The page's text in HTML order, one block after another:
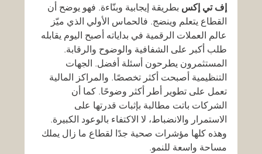
إف تي إكس بطريقة إيجابية وبنّاءة. فهو يوضح أن
القطاع يتعلم وينضج. فالحماس الأولي الذي ميّز
عالم العملات الرقمية في بداياته أصبح اليوم يقابله
طلب أكبر على الشفافية والوضوح والرقابة.
المستثمرون يطرحون أسئلة أفضل. الجهات
التنظيمية أصبحت أكثر تخصصًا. والمراكز المالية
تعمل على تطوير أطر أكثر وضوحًا. كما أن
الشركات باتت مطالبة بإثبات قدرتها على
الاستمرار والانضباط، لا الاكتفاء بالوعود الكبيرة.
وهذه كلها مؤشرات صحية جدًا لقطاع ما زال يملك
مساحة واسعة للنمو.